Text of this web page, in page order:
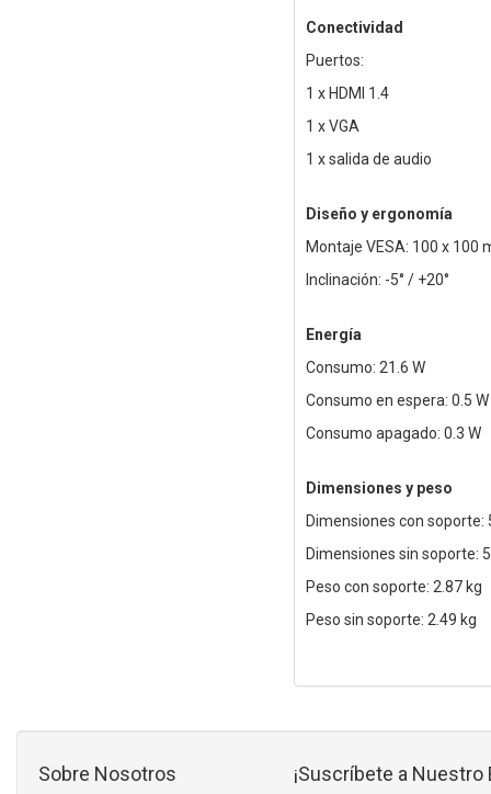
Conectividad
Puertos:
1 x HDMI 1.4
1 x VGA
1 x salida de audio
Diseño y ergonomía
Montaje VESA: 100 x 100
Inclinación: -5° / +20°
Energía
Consumo: 21.6 W
Consumo en espera: 0.5 W
Consumo apagado: 0.3 W
Dimensiones y peso
Dimensiones con soporte:
Dimensiones sin soporte:
Peso con soporte: 2.87 kg
Peso sin soporte: 2.49 kg
Sobre Nosotros ¡Suscríbete a Nuestro